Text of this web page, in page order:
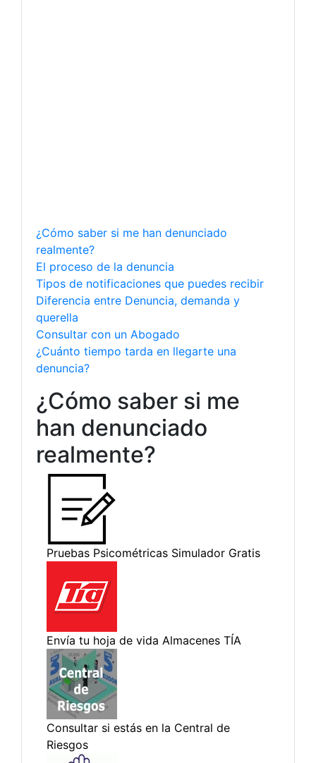
¿Cómo saber si me han denunciado
realmente?
El proceso de la denuncia
Tipos de notificaciones que puedes recibir
Diferencia entre Denuncia, demanda y
querella
Consultar con un Abogado
¿Cuánto tiempo tarda en llegarte una
denuncia?
¿Cómo saber si me
han denunciado
realmente?